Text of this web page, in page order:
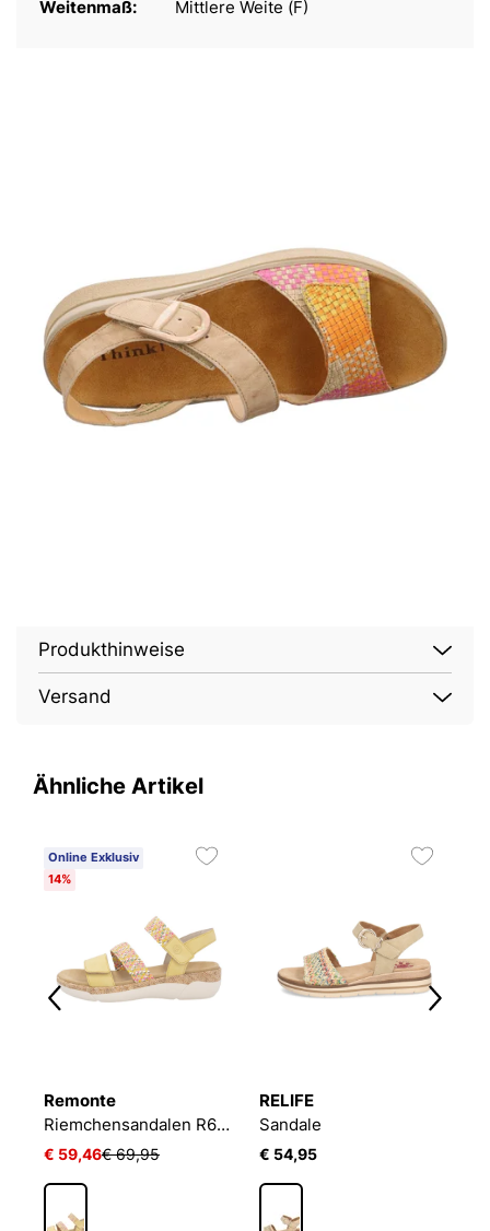
Weitenmaß: Mittlere Weite (F)
Produkthinweise
Versand
Ähnliche Artikel
Online Exklusiv
14%
Remonte
Riemchensandalen R6861
€ 59,46€ 69,95
RELIFE
Sandale
€ 54,95